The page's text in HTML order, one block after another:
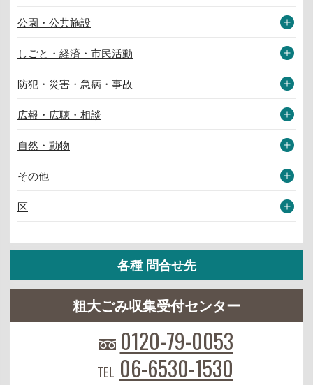
公園・公共施設
しごと・経済・市民活動
防犯・災害・急病・事故
広報・広聴・相談
自然・動物
その他
区
各種 問合せ先
粗大ごみ収集受付センター
0120-79-0053
TEL 06-6530-1530